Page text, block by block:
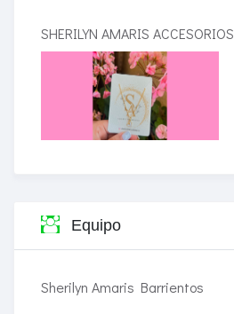
SHERILYN AMARIS ACCESORIOS
Equipo
Sherilyn Amaris Barrientos